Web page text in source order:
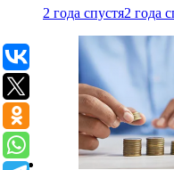
2 года спустя2 года